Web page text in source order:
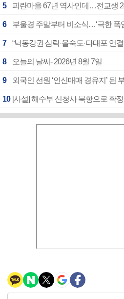
5 피란마을 67년 역사인데…전교생
6 부울경 주말부터 비소식…‘극한 폭
7 “낙동강권 삼락·을숙도·다대포 연
8 오늘의 날씨- 2026년 8월 7일
9 외국인 선원 ‘인신매매 경유지’ 된
10 [사설] 해수부 신청사 북항으로 확